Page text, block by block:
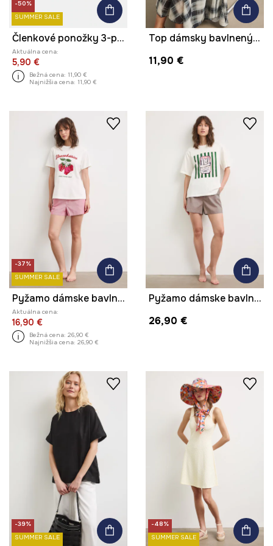
-50%
SUMMER SALE
Členkové ponožky 3-pak dámske
Aktuálna cena:
5,90 €
Bežná cena: 11,90 €
Najnižšia cena: 11,90 €
Top dámsky bavlnený s elastanom s pruhmi
11,90 €
-37%
SUMMER SALE
Pyžamo dámske bavlnené s elastanom s potlačou
Aktuálna cena:
16,90 €
Bežná cena: 26,90 €
Najnižšia cena: 26,90 €
Pyžamo dámske bavlnené s potlačou
26,90 €
-39%
SUMMER SALE
-48%
SUMMER SALE